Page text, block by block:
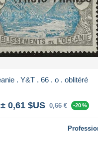
Océanie . Y&T . 66 . o . oblitéré
± 0,61 $US 0,66 € -20 %